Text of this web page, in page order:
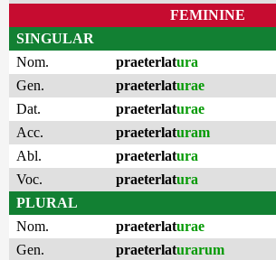
FEMININE
SINGULAR
Nom.
praeterlatura
Gen.
praeterlaturae
Dat.
praeterlaturae
Acc.
praeterlaturam
Abl.
praeterlatura
Voc.
praeterlatura
PLURAL
Nom.
praeterlaturae
Gen.
praeterlaturarum